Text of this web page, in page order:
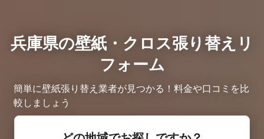
兵庫県の壁紙・クロス張り替えリ
フォーム
簡単に壁紙張り替え業者が見つかる！料金や口コミを比
較しましょう